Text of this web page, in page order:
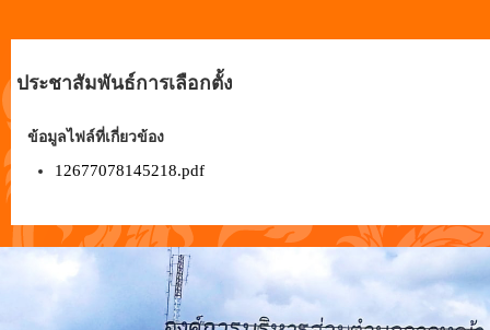
ประชาสัมพันธ์การเลือกตั้ง
ข้อมูลไฟล์ที่เกี่ยวข้อง
12677078145218.pdf